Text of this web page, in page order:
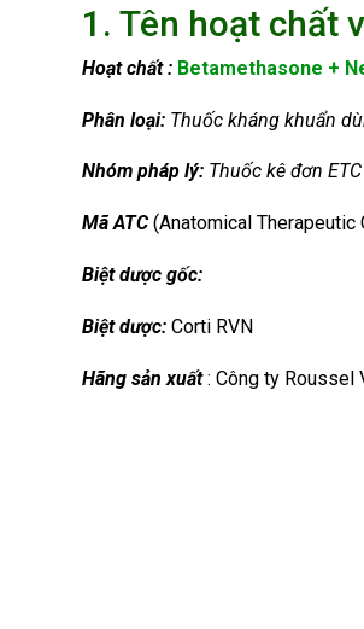
1. Tên hoạt chất
Hoạt chất : Betamethasone +
Phân loại: Thuốc kháng khuẩn
Nhóm pháp lý: Thuốc kê đơn
Mã ATC(Anatomical Therapeutic
Biệt dược gốc:
Biệt dược: Corti RVN
Hãng sản xuất: Công ty Roussel